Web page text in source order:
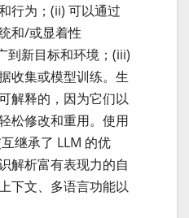
行为；(ii) 可以通过
和/或显着性
到新目标和环境；(iii)
收集或模型训练。生
解释的，因为它们以
松修改和重用。使用
继承了 LLM 的优
解析富有表现力的自
下文、多语言功能以